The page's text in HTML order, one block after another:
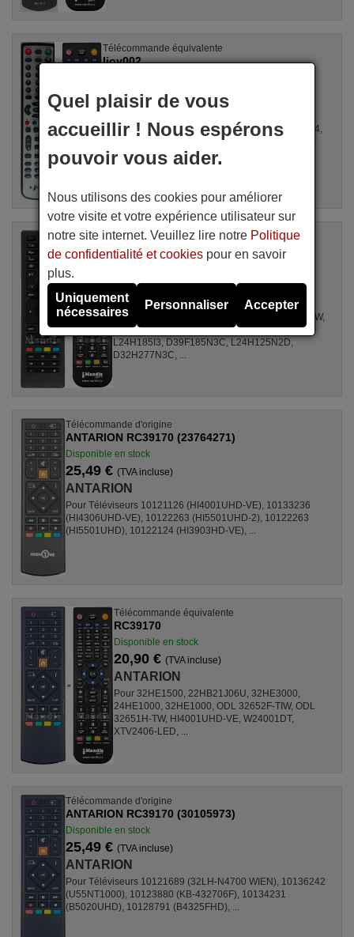
Télécommande équivalente
Ijoy002
20,90 € (TVA incluse)
ANTARION
Pour BSV-19183, BSV19184, BSV 2284, BSV1984,
BSV-2284, I-DISPLAY9019, I-DISPLAY 9032, LUX
9022 V 2 JXC, I-DISPLAY 9016, ...
Télécommande équivalente
RC4875
20,90 €(TVA incluse)
ANTARION
Pour 3919, 32180 SM HD LED, 19LED8015TDW,
263DTIRSA, L 24 HEDW 14, 19H6030D,
L24H185I3, D39F185N3C, L24H125N2D,
D32H277N3C, ...
Télécommande d'origine
ANTARION RC39170 (23764271)
Disponible en stock
25,49 € (TVA incluse)
ANTARION
Pour Téléviseurs 10121126 (HI4001UHD-VE), 10133236
(HI4306UHD-VE), 10122263 (HI5501UHD-2), 10122263
(HI5501UHD), 10122124 (HI3903HD-VE), ...
Télécommande équivalente
RC39170
Disponible en stock
20,90 € (TVA incluse)
ANTARION
Pour 32HE1500, 22HB21J06U, 32HE3000,
24HE1000, 32HE1000, ODL 32652F-TIW, ODL
32651H-TW, HI4001UHD-VE, W24001DT,
XTV2406-LED, ...
Télécommande d'origine
ANTARION RC39170 (30105973)
Disponible en stock
25,49 € (TVA incluse)
ANTARION
Pour Téléviseurs 10121689 (32LH-N4700 WIEN), 10136242
(U55NT1000), 10123880 (KB-432706F), 10134231
(B5020UHD), 10128791 (B4325FHD), ...
Quel plaisir de vous
accueillir ! Nous espérons
pouvoir vous aider.
Nous utilisons des cookies pour améliorer
votre visite et votre expérience utilisateur sur
notre site internet. Veuillez lire notre Politique
de confidentialité et cookies pour en savoir
plus.
Uniquement
nécessaires
Personnaliser Accepter